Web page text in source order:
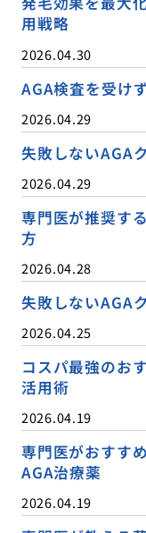
用戦略
2026.04.30
AGA検査を受け
2026.04.29
失敗しないAGA
2026.04.29
専門医が推奨す
方
2026.04.28
失敗しないAGA
2026.04.25
コスパ最強のお
活用術
2026.04.19
専門医がおすす
AGA治療薬
2026.04.19